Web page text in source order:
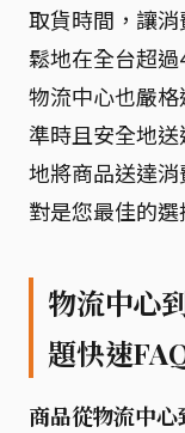
取貨時間，讓
鬆地在全台超過
物流中心也嚴
準時且安全地
地將商品送達
對是您最佳的選
物流中心
題快速
商品從物流中